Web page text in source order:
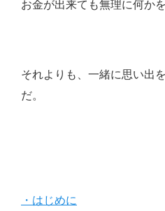
お金が出来ても無理に何か
それよりも、一緒に思い出
だ。
・はじめに